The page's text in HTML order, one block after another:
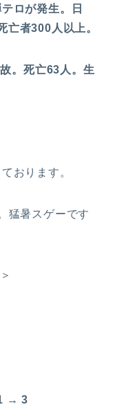
ロが発生。日
300人以上。
。死亡63人。生
おります。
猛暑スゲーです
→ 3